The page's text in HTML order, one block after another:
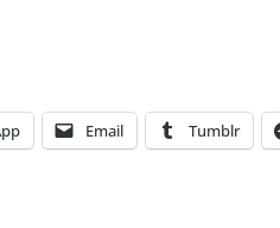
Email Tumblr